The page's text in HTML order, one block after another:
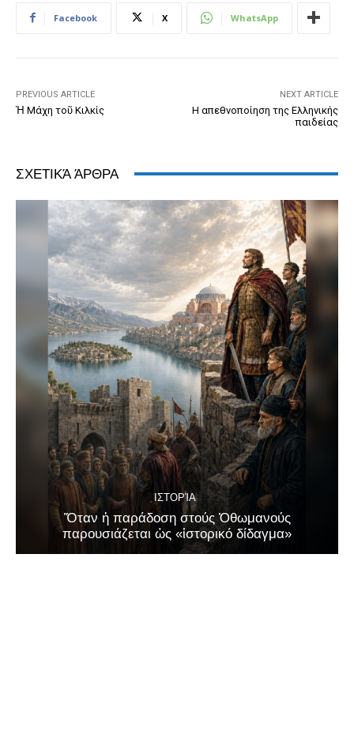
b
k
n
e
A dI
Facebook X WhatsApp
PREVIOUS ARTICLE
Ἡ Μάχη τοῦ Κιλκίς
NEXT ARTICLE
Η απεθνοποίηση της Ελληνικής
παιδείας
ΣΧΕΤΙΚΆ ΆΡΘΡΑ
ΙΣΤΟΡΊΑ
Ὅταν ἡ παράδοση στούς Ὀθωμανούς
παρουσιάζεται ὡς «ἱστορικό δίδαγμα»